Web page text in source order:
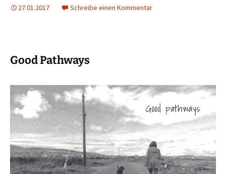
27.01.2017 Schreibe einen Kommentar
Good Pathways